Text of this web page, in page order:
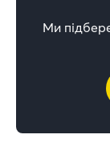
Ми